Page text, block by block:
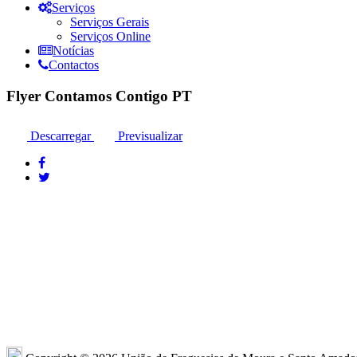
Serviços
Serviços Gerais
Serviços Online
Notícias
Contactos
Flyer Contamos Contigo PT
Descarregar Previsualizar